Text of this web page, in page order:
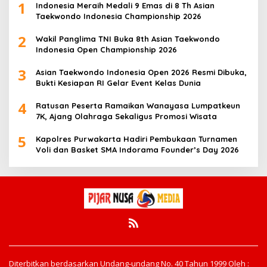
1
Indonesia Meraih Medali 9 Emas di 8 Th Asian
Taekwondo Indonesia Championship 2026
2
Wakil Panglima TNI Buka 8th Asian Taekwondo
Indonesia Open Championship 2026
3
Asian Taekwondo Indonesia Open 2026 Resmi Dibuka,
Bukti Kesiapan RI Gelar Event Kelas Dunia
4
Ratusan Peserta Ramaikan Wanayasa Lumpatkeun
7K, Ajang Olahraga Sekaligus Promosi Wisata
5
Kapolres Purwakarta Hadiri Pembukaan Turnamen
Voli dan Basket SMA Indorama Founder’s Day 2026
Diterbitkan berdasarkan Undang-undang No. 40 Tahun 1999 Oleh :